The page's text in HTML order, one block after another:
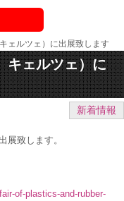
ェルツェ）に出展致します
キェルツェ）に
新着情報
展致します。
of-plastics-and-rubber-